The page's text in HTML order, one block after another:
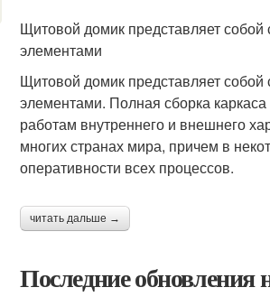
Щитовой домик представляет
элементами
Щитовой домик представляет
элементами. Полная сборка
работам внутреннего и внешнего
многих странах мира, причем в
оперативности всех процессов.
читать дальше →
Последние обновления